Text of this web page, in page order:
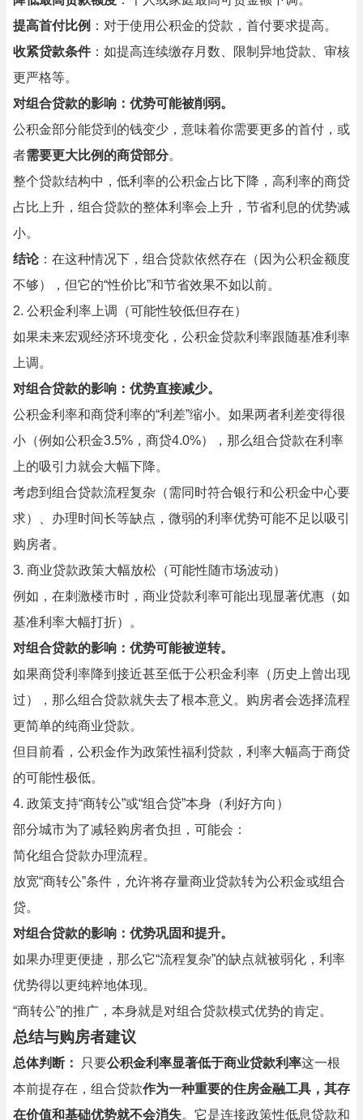
提高首付比例 ：对于使用公积金的贷款，首付要求提高。
收紧贷款条件：如提高连续缴存月数、限制异地贷款、审核
更严格等。
对组合贷款的影响：优势可能被削弱。
公积金部分能贷到的钱变少，意味着你需要更多的首付，或
者需要更大比例的商贷部分。
整个贷款结构中，低利率的公积金占比下降，高利率的商贷
占比上升，组合贷款的整体利率会上升，节省利息的优势减
小。
结论：在这种情况下，组合贷款依然存在（因为公积金额度
不够），但它的“性价比”和节省效果不如以前。
2. 公积金利率上调（可能性较低但存在）
如果未来宏观经济环境变化，公积金贷款利率跟随基准利率
上调。
对组合贷款的影响：优势直接减少。
公积金利率和商贷利率的“利差”缩小。如果两者利差变得很
小（例如公积金3.5%，商贷4.0%），那么组合贷款在利率
上的吸引力就会大幅下降。
考虑到组合贷款流程复杂（需同时符合银行和公积金中心要
求）、办理时间长等缺点，微弱的利率优势可能不足以吸引
购房者。
3. 商业贷款政策大幅放松（可能性随市场波动）
例如，在刺激楼市时，商业贷款利率可能出现显著优惠（如
基准利率大幅打折）。
对组合贷款的影响：优势可能被逆转。
如果商贷利率降到接近甚至低于公积金利率（历史上曾出现
过），那么组合贷款就失去了根本意义。购房者会选择流程
更简单的纯商业贷款。
但目前看，公积金作为政策性福利贷款，利率大幅高于商贷
的可能性极低。
4. 政策支持“商转公”或“组合贷”本身（利好方向）
部分城市为了减轻购房者负担，可能会：
简化组合贷款办理流程。
放宽“商转公”条件，允许将存量商业贷款转为公积金或组合
贷。
对组合贷款的影响：优势巩固和提升。
如果办理更便捷，那么它“流程复杂”的缺点就被弱化，利率
优势得以更纯粹地体现。
“商转公”的推广，本身就是对组合贷款模式优势的肯定。
总结与购房者建议
总体判断： 只要公积金利率显著低于商业贷款利率这一根
本前提存在，组合贷款作为一种重要的住房金融工具，其存
在价值和基础优势就不会消失。它是连接政策性低息贷款和